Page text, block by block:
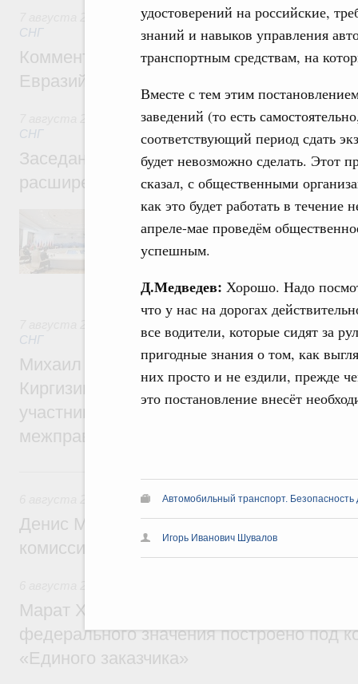
удостоверений на российские,
знаний и навыков управления
транспортным средствам, на
Вместе с тем этим
заведений (то есть
соответствующий период сдать
будет невозможно сделать. Этот
сказал, с общественными
как это будет работать в течение
апреле-мае проведём
успешным.
Д.Медведев: Хорошо. Надо
что у нас на дорогах
все водители, которые сидят за
пригодные знания о том, как
них просто и не ездили, прежде
это постановление внесёт
Автомобильный транспорт.
Игорь Иванович Шувалов
Евразийский экономический союз.
СНГ
Комментарий Алексея Оверчука по
Евразийского межправительственного
Евразийский экономический союз.
СНГ
Заседание Евразийского
расширенном составе
В повестке заседания актуальные задачи
числе совершенствование кооперации в
обеспечение продовольственной
рынка.
СНГ
Михаил Мишустин принял участие во
Киргизии Садыра Жапарова с главами
участников заседания Евразийского
межправительственного совета
Общие вопросы промышленной политики
Денис Мантуров провёл заседание
комиссии по промышленности
Марат Хуснуллин: Более 130
федерального значения построено под
«Единого заказчика»